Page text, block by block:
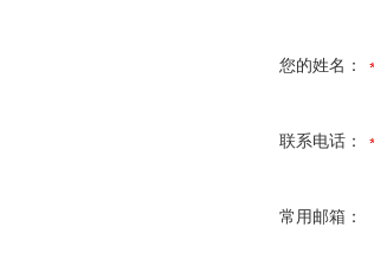
您的姓名：
联系电话：
常用邮箱：